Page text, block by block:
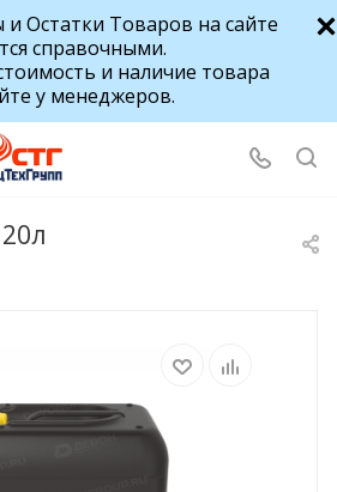
Остатки Товаров на сайте
справочными.
и наличие товара
у менеджеров.